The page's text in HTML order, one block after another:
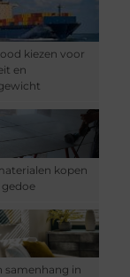
kiezen voor
en
kopen
samenhang in